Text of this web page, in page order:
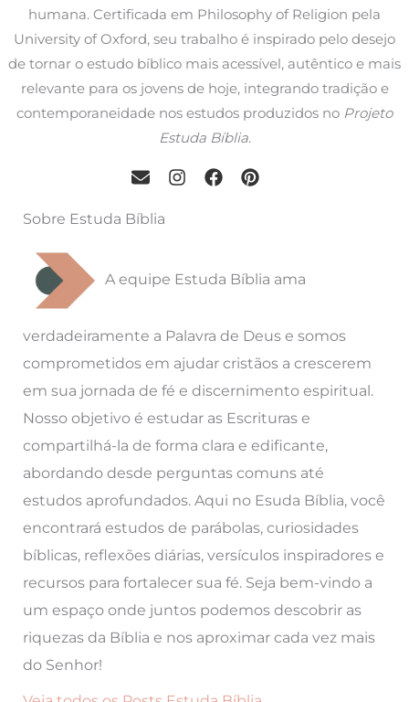
humana. Certificada em Philosophy of Religion pela
University of Oxford, seu trabalho é inspirado pelo desejo
de tornar o estudo bíblico mais acessível, autêntico e mais
relevante para os jovens de hoje, integrando tradição e
contemporaneidade nos estudos produzidos no Projeto
Estuda Bíblia.
Sobre Estuda Bíblia
A equipe Estuda Bíblia ama
verdadeiramente a Palavra de Deus e somos
comprometidos em ajudar cristãos a crescerem
em sua jornada de fé e discernimento espiritual.
Nosso objetivo é estudar as Escrituras e
compartilhá-la de forma clara e edificante,
abordando desde perguntas comuns até
estudos aprofundados. Aqui no Esuda Bíblia, você
encontrará estudos de parábolas, curiosidades
bíblicas, reflexões diárias, versículos inspiradores e
recursos para fortalecer sua fé. Seja bem-vindo a
um espaço onde juntos podemos descobrir as
riquezas da Bíblia e nos aproximar cada vez mais
do Senhor!